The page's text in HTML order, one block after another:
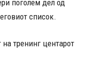
поголем дел од
список.
на тренинг центарот